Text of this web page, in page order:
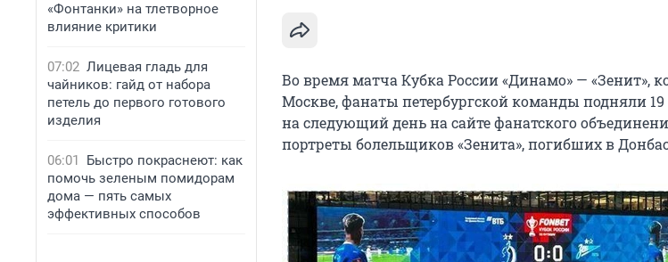
«Фонтанки» на тлетворное
влияние критики
07:02 Лицевая гладь для
чайников: гайд от набора
петель до первого готового
изделия
06:01
Быстро покраснеют: как
помочь зеленым помидорам
дома — пять самых
эффективных способов
Во время матча Кубка России «Динамо» — «Зенит»,
Москве, фанаты петербургской команды подняли
на следующий день на сайте фанатского
портреты болельщиков «Зенита», погибших в